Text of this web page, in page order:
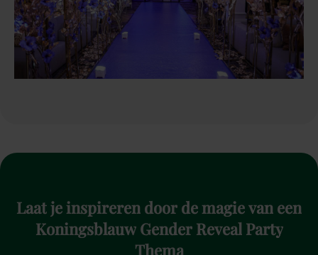
Laatjeinspireren door demagievan een
Koningsblauw Gender Reveal Party
Thema